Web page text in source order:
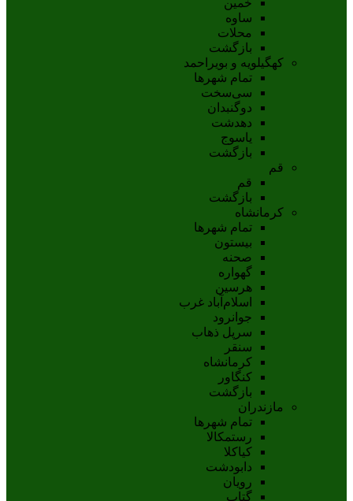
ساوه
محلات
بازگشت
کهگیلویه و بویراحمد
تمام شهر‌ها
سی‌سخت
دوگنبدان
دهدشت
ياسوج
بازگشت
قم
قم
بازگشت
کرمانشاه
تمام شهر‌ها
بیستون
صحنه
گهواره
هرسین
اسلام‌‌آباد غرب
جوانرود
سرپل ذهاب
سنقر
کرمانشاه
کنگاور
بازگشت
مازندران
تمام شهر‌ها
رستمکالا
کیاکلا
دابودشت
رویان
گتاب